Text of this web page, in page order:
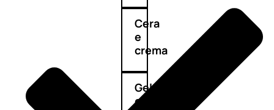
Cera
e
crema
Gel
capelli